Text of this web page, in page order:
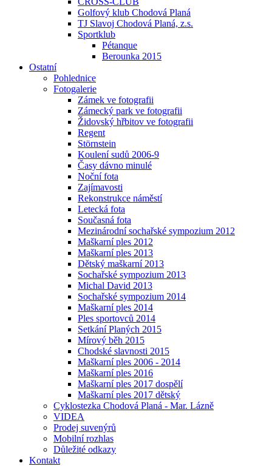
Golfový klub Chodová Planá
TJ Slavoj Chodová Planá, z.s.
Sportklub
Pétanque
Berounka 2015
Ostatní
Pohlednice
Fotogalerie
Zámek ve fotografii
Zámecký park ve fotografii
Židovský hřbitov ve fotografii
Regent
Störnstein
Koulení sudů 2006-9
Časy dávno minulé
Noční fota
Zajímavosti
Rekonstrukce náměstí
Letecká fota
Současná fota
Mezinárodní sochařské sympozium 2012
Maškarní ples 2012
Maškarní ples 2013
Dětský maškarní 2013
Sochařské sympozium 2013
Michal David 2013
Sochařské sympozium 2014
Maškarní ples 2014
Ples sportovců 2014
Setkání Planých 2015
Mírový běh 2015
Chodské slavnosti 2015
Maškarní ples 2006 - 2014
Maškarní ples 2016
Maškarní ples 2017 dospělí
Maškarní ples 2017 dětský
Cyklostezka Chodová Planá - Mar. Lázně
VIDEA
Prodej suvenýrů
Mobilní rozhlas
Důležité odkazy
Kontakt